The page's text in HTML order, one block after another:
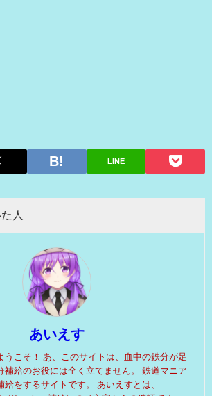
LINE
人
あいえす
うこそ！ あ、このサイトは、血中の鉄分が足
補給のお役には全く立てません。 鉄道マニア
給をするサイトです。 あいえすとは、